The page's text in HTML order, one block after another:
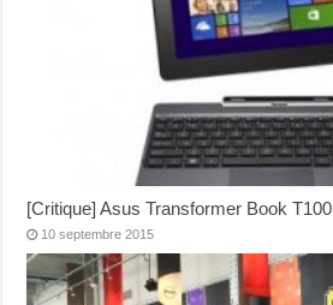
[Critique] Asus Transformer Book T100
10 septembre 2015